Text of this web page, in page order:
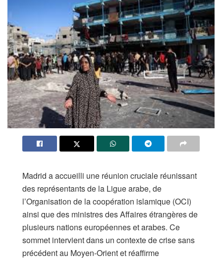
Madrid a accueilli une réunion cruciale réunissant
des représentants de la Ligue arabe, de
l’Organisation de la coopération islamique (OCI)
ainsi que des ministres des Affaires étrangères de
plusieurs nations européennes et arabes. Ce
sommet intervient dans un contexte de crise sans
précédent au Moyen-Orient et réaffirme